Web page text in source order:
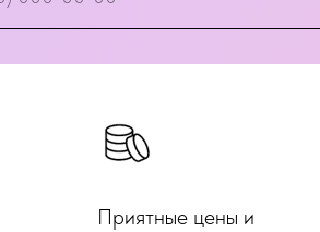
Приятные цены и